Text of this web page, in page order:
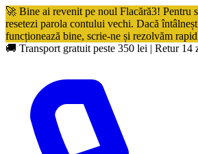
🚀 Bine ai revenit pe noul Flacără3! Pentru
resetezi parola contului vechi. Dacă
funcționează bine, scrie-ne și rezolvăm
🚚 Transport gratuit peste 350 lei | Retur 14